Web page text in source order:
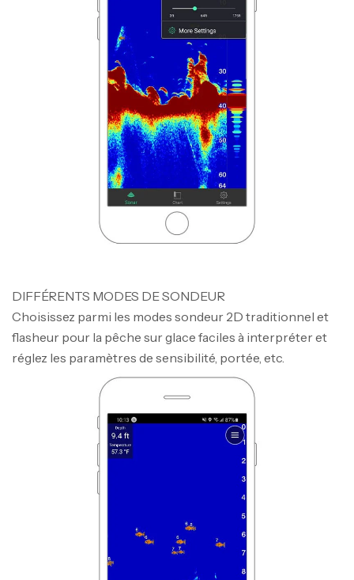
DIFFÉRENTS MODES DE SONDEUR
Choisissez parmi les modes sondeur 2D traditionnel et
flasheur pour la pêche sur glace faciles à interpréter et
réglez les paramètres de sensibilité, portée, etc.
Canne Jigging Sunset Massive Attack
1.83m 120/250gr 30kg
Jigging